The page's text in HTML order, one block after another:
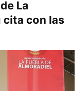
La
cita con las